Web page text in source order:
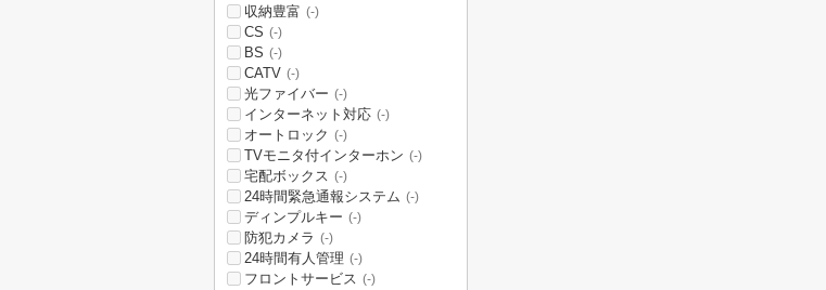
収納豊富 (-)
CS (-)
BS (-)
CATV (-)
光ファイバー (-)
インターネット対応 (-)
オートロック (-)
TVモニタ付インターホン (-)
宅配ボックス (-)
24時間緊急通報システム (-)
ディンプルキー (-)
防犯カメラ (-)
24時間有人管理 (-)
フロントサービス (-)